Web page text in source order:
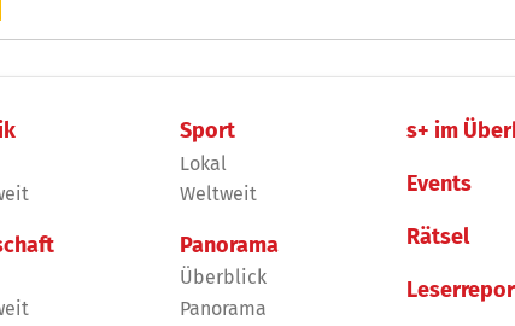
Sport
Lokal
Weltweit
Panorama
Überblick
Panorama
s+ im
Events
Rätsel